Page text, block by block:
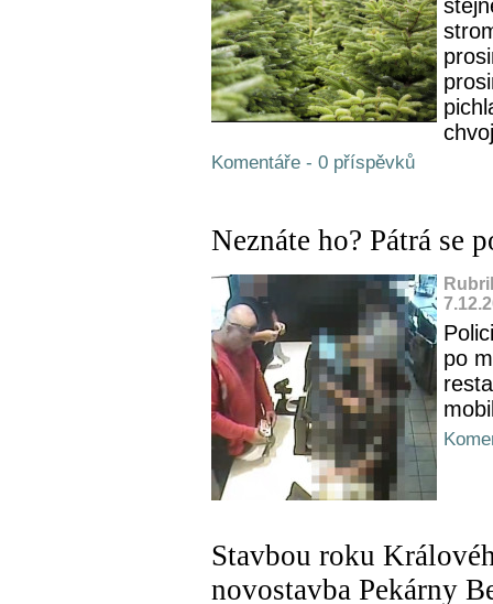
Komentáře - 0 příspěvků
Neznáte ho? Pátrá se
po
Stavbou roku
novostavba Pekárny